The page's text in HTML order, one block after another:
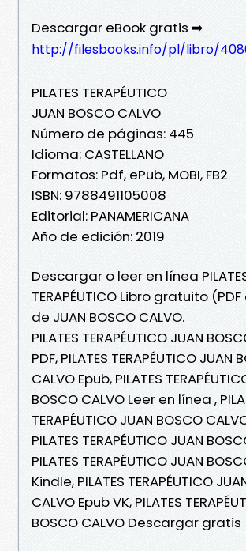
Descargar eBook gratis ➡
http://filesbooks.info/pl/libro/
PILATES TERAPÉUTICO
JUAN BOSCO CALVO
Número de páginas: 445
Idioma: CASTELLANO
Formatos: Pdf, ePub, MOBI, FB2
ISBN: 9788491105008
Editorial: PANAMERICANA
Año de edición: 2019
Descargar o leer en línea
TERAPÉUTICO Libro gratuito
de JUAN BOSCO CALVO.
PILATES TERAPÉUTICO JUAN
PDF, PILATES TERAPÉUTICO JUAN
CALVO Epub, PILATES
BOSCO CALVO Leer en línea ,
TERAPÉUTICO JUAN BOSCO
PILATES TERAPÉUTICO JUAN
PILATES TERAPÉUTICO JUAN
Kindle, PILATES TERAPÉUTICO
CALVO Epub VK, PILATES
BOSCO CALVO Descargar gratis